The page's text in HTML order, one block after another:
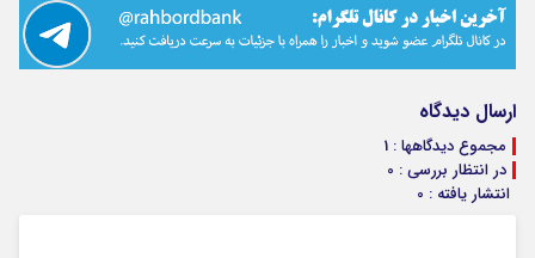
ارسال دیدگاه
مجموع دیدگاهها : 1
در انتظار بررسی : 0
انتشار یافته : 0